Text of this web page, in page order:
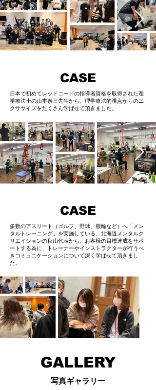
CASE
日本で初めてレッドコードの指導者資格を取得された理
学療法士の山本泰三先生から、理学療法的視点からのエ
クササイズをたくさん学ばせて頂きました。
CASE
多数のアスリート（ゴルフ、野球、競輪など）へ「メン
タルトレーニング」を実施している、北海道メンタルク
リエイションの秋山代表から、お客様の目標達成をサポ
ートする為に、トレーナーやインストラクターが行うべ
きコミュニケーションについて深く学ばせて頂きまし
た。
GALLERY
写真ギャラリー